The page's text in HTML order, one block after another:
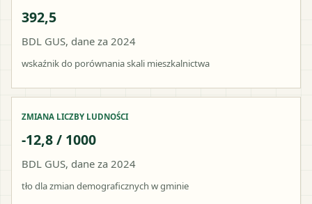
392,5
BDL GUS, dane za 2024
wskaźnik do porównania skali mieszkalnictwa
ZMIANA LICZBY LUDNOŚCI
-12,8 / 1000
BDL GUS, dane za 2024
tło dla zmian demograficznych w gminie